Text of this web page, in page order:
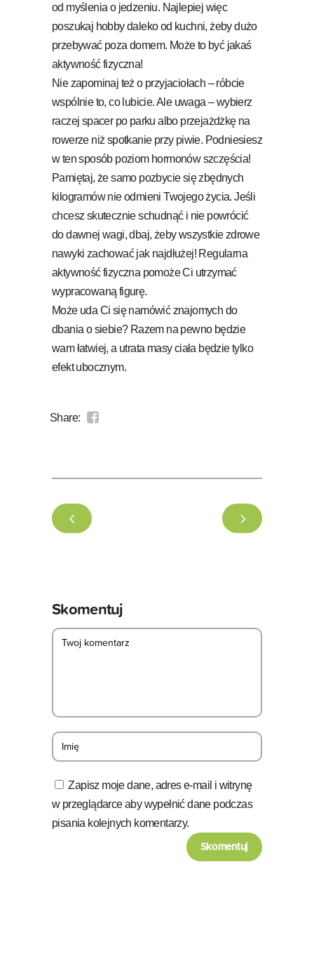
od myślenia o jedzeniu. Najlepiej więc
poszukaj hobby daleko od kuchni, żeby dużo
przebywać poza domem. Może to być jakaś
aktywność fizyczna!
Nie zapominaj też o przyjaciołach – róbcie
wspólnie to, co lubicie. Ale uwaga – wybierz
raczej spacer po parku albo przejażdżkę na
rowerze niż spotkanie przy piwie. Podniesiesz
w ten sposób poziom hormonów szczęścia!
Pamiętaj, że samo pozbycie się zbędnych
kilogramów nie odmieni Twojego życia. Jeśli
chcesz skutecznie schudnąć i nie powrócić
do dawnej wagi, dbaj, żeby wszystkie zdrowe
nawyki zachować jak najdłużej! Regularna
aktywność fizyczna pomoże Ci utrzymać
wypracowaną figurę.
Może uda Ci się namówić znajomych do
dbania o siebie? Razem na pewno będzie
wam łatwiej, a utrata masy ciała będzie tylko
efekt ubocznym.
Share:
Skomentuj
Zapisz moje dane, adres e-mail i witrynę
w przeglądarce aby wypełnić dane podczas
pisania kolejnych komentarzy.